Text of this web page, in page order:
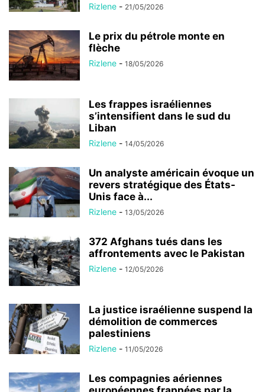
Rizlene - 21/05/2026
Le prix du pétrole monte en
flèche
Rizlene - 18/05/2026
Les frappes israéliennes
s’intensifient dans le sud du
Liban
Rizlene - 14/05/2026
Un analyste américain évoque un
revers stratégique des États-
Unis face à...
Rizlene - 13/05/2026
372 Afghans tués dans les
affrontements avec le Pakistan
Rizlene - 12/05/2026
La justice israélienne suspend la
démolition de commerces
palestiniens
Rizlene - 11/05/2026
Les compagnies aériennes